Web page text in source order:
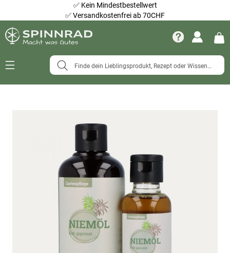
✅ Kein Mindestbestellwert
✅Versandkostenfrei ab 70CHF
Navigation